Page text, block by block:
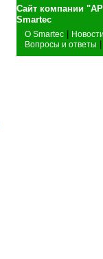
Сайт компании
О Smartec
Вопросы и ответы